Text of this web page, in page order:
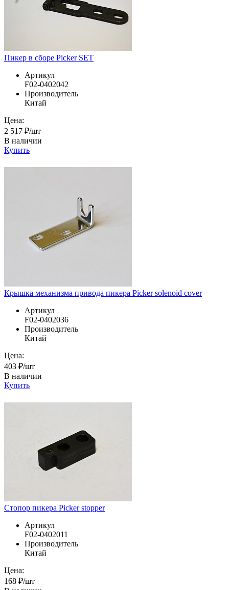
Пикер в сборе Picker SET
Артикул
F02-0402042
Производитель
Китай
Цена:
2 517 ₽/шт
В наличии
Купить
Крышка механизма привода пикера Picker solenoid cover
Артикул
F02-0402036
Производитель
Китай
Цена:
403 ₽/шт
В наличии
Купить
Стопор пикера Picker stopper
Артикул
F02-0402011
Производитель
Китай
Цена:
168 ₽/шт